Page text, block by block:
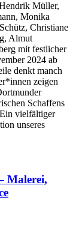
Müller,
Monika
Christiane
Almut
mit festlicher
2024 ab
denkt manch
zeigen
Schaffens
vielfältiger
unseres
Malerei,